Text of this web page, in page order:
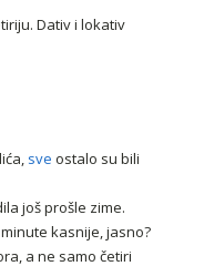
Dativ i lokativ
sve ostalo su bili
još prošle zime.
kasnije, jasno?
a ne samo četiri